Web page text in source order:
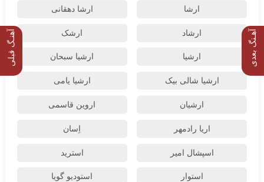
آهنـگ قبلی آهـنگ بعدی
ارشا ارشا دهقانی
ارشاد ارشک
ارشیا ارشیا سبحان
ارشیا شالی بیک ارشیا یامی
ارشیان اروین قاسمی
اریا رادمهر اِسان
اسپشال امیر استرید
استوار استودیو گویا